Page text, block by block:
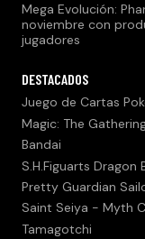
Mega Evolución:
noviembre con
jugadores
DESTACADOS
Juego de Cartas
Magic: The
Bandai
S.H.Figuarts Dragon
Pretty Guardian
Saint Seiya - Myth
Tamagotchi